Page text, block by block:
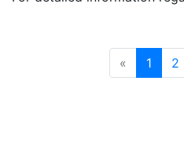
« Prev
1 2